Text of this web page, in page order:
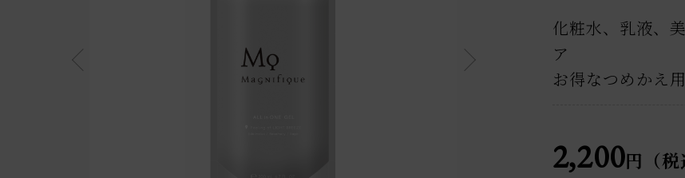
化粧水、乳液、
ア
お得なつめかえ用
2,200円（税